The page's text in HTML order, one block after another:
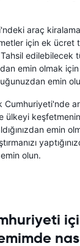
araç
için ek ücret
edilebilecek
emin olmak
emin
Cumhuriyeti'nde
ülkeyi
emin
emin olun.